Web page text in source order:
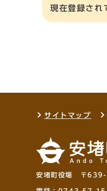
現在登録され
サイトマップ
安堵町役場 〒639-